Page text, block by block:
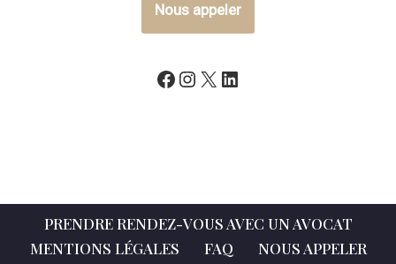
Nous appeler
PRENDRE RENDEZ-VOUS AVEC UN AVOCAT
MENTIONS LÉGALES
FAQ NOUS APPELER